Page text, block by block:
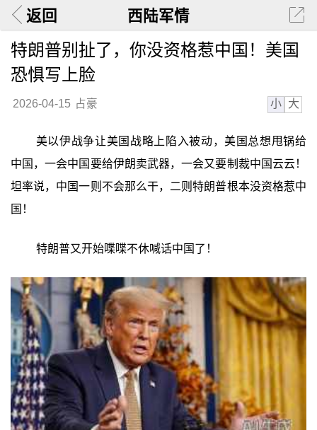
返回 西陆军情
特朗普别扯了，你没资格惹中国！美国
恐惧写上脸
2026-04-15 占豪 小 大
美以伊战争让美国战略上陷入被动，美国总想甩锅给
中国，一会中国要给伊朗卖武器，一会又要制裁中国云云！
坦率说，中国一则不会那么干，二则特朗普根本没资格惹中
国！
特朗普又开始喋喋不休喊话中国了！